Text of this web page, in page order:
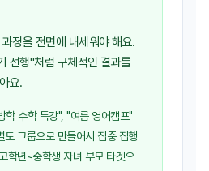
정을 전면에 내세워야 해요.
선행"처럼 구체적인 결과를
요.
학 수학 특강", "여름 영어캠프"
도 그룹으로 만들어서 집중 집행
학년~중학생 자녀 부모 타겟으